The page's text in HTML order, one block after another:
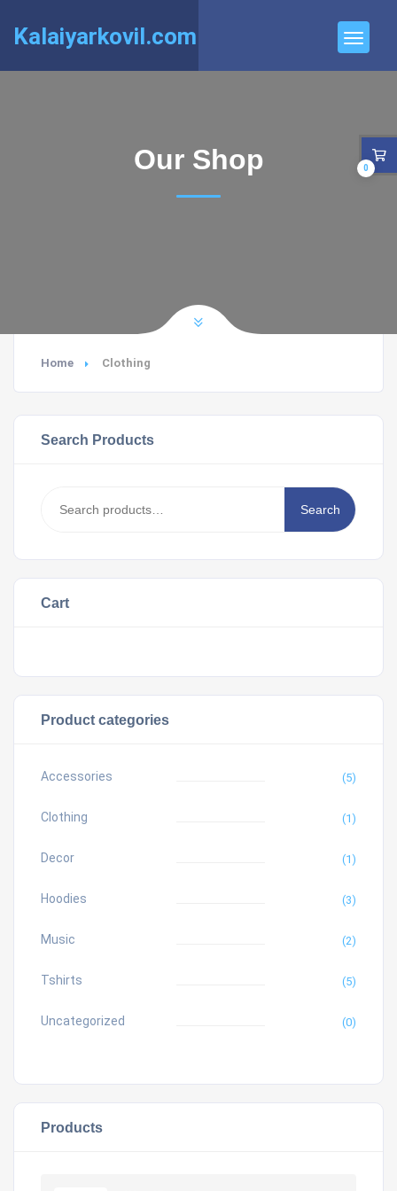
Kalaiyarkovil.com
Our Shop
Home Clothing
Search Products
Search
Cart
Product categories
Accessories (5)
Clothing (1)
Decor (1)
Hoodies (3)
Music (2)
Tshirts (5)
Uncategorized (0)
Products
0